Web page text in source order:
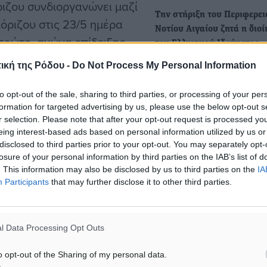
της Ρόδου - Do Not Process My Personal Information
opt-out of the sale, sharing to third parties, or processing of your
for targeted advertising by us, please use the below opt-out
selection. Please note that after your opt-out request is processed
interest-based ads based on personal information utilized by us
to third parties prior to your opt-out. You may separately
of your personal information by third parties on the IAB’s list of
This information may also be disclosed by us to third parties on the
Participants that may further disclose it to other third parties.
Data Processing Opt Outs
opt-out of the Sharing of my personal data.
συνδιοργανώνει μαζί
στις 23/5 ημέρα
αγώνα επίδειξης
Νικολάου Λάκης
(Ολυμπιακός),
(ΑΕΚ-ΠΑΟ ),
Αρμοδωρος Ηλίας
(Πανιώνιος), Παντέλης
Βελής Χρήστος
Βολονάκης
και τους
Την στήριξη του
Νοτίου Αιγαίου ζητά η
του Ελληνικού Ιδρύματος
πραγματοποιηθεί το 11ο
Καστελλόριζου
Τα "Γαλανόλευκα Αστέρια"
Ροδίων Άθλησις πήγαν
Το Ροδίων Άθλησις
Κω για φιλικά παιχνίδια με τα